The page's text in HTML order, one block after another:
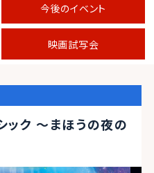
今後のイベント
映画試写会
ック ～まほうの夜の